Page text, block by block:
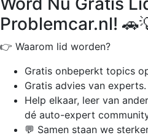
Problemcar.nl!
👉 Waarom lid worden?
Gratis onbeperkt topics
Gratis advies van experts.
Help elkaar, leer van
dé auto-expert
💬 Samen staan we